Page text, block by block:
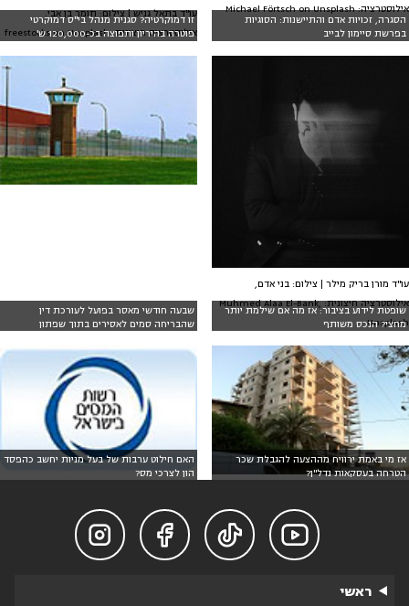
הסגרה, זכויות אדם והתיישנות: הסוגיות
בפרשת סיימון לבייב
אילוסטרציה: Michael Förtsch on Unsplash
זו דמוקרטיה? סגנית מנהל בי"ס דמוקרטי
פוטרה בהיריון ותפוצה בכ-120,000 ש'
עו"ד בתאל גניש | צילום: תומר בן אבי.
אילוסטרציה חיצונית: freestocks on Unsplash
שופטת לידוע בציבור: אז מה אם שילמת יותר
מחצי? הנכס משותף
עו"ד מורן בריק מילר | צילום: בני אדם,
אילוסטרציה חיצונית: Muhmed Alaa El-Bank,
Unsplash
שבעה חודשי מאסר בפועל לעורכת דין
שהבריחה סמים לאסירים בתוך שפתון
אז מי באמת ירוויח מההצעה להגבלת שכר
הטרחה בעסקאות נדל"ן?
האם חילוט ערבות של בעל מניות יחשב כהפסד
הון לצרכי מס?




ראשי